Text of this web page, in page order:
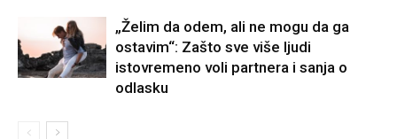
„Želim da odem, ali ne mogu da ga
ostavim“: Zašto sve više ljudi
istovremeno voli partnera i sanja o
odlasku